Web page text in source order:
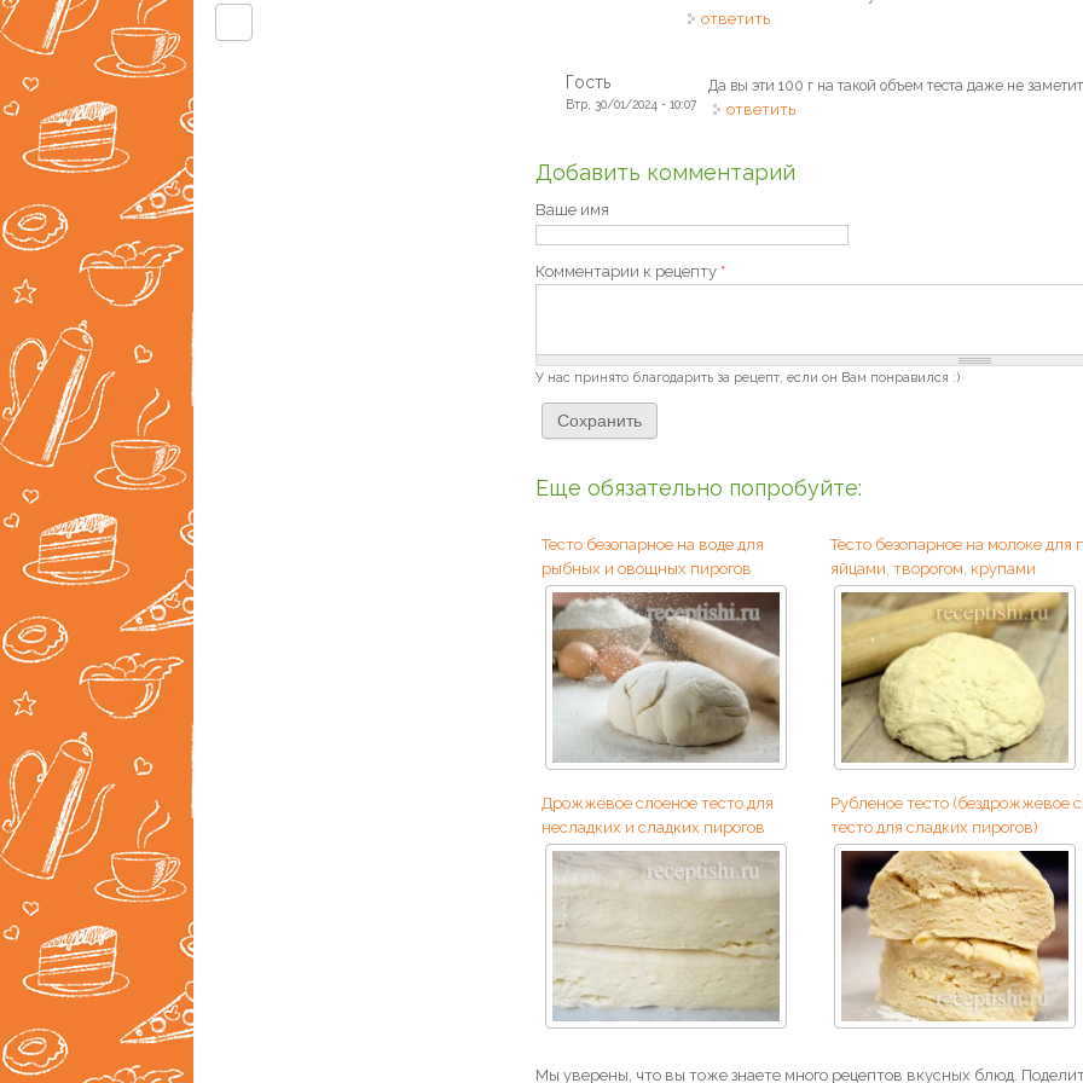
ответить
Гость
Втр, 30/01/2024 - 10:07
Да вы эти 100 г на такой объем теста даже не
ответить
Добавить комментарий
Ваше имя
Комментарии к рецепту *
У нас принято благодарить за рецепт, если он Вам понравился :)
Еще обязательно попробуйте:
Тесто безопарное на воде для
рыбных и овощных пирогов
Тесто безопарное на молоке для
яйцами, творогом, крупами
Дрожжевое слоеное тесто для
несладких и сладких пирогов
Рубленое тесто (бездрожжевое
тесто для сладких пирогов)
Мы уверены, что вы тоже знаете много рецептов вкусных блюд.